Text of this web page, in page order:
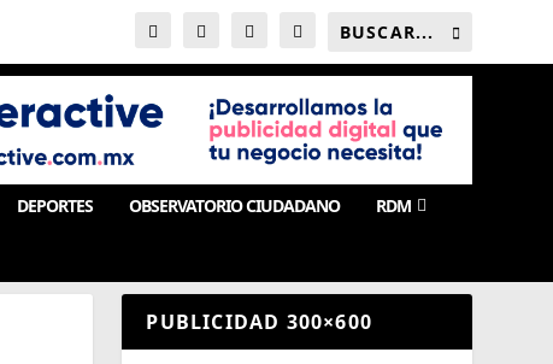
DEPORTES OBSERVATORIO CIUDADANO RDM
PUBLICIDAD 300×600